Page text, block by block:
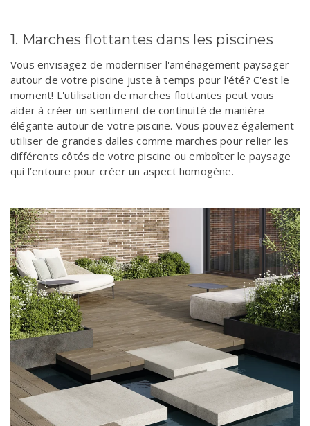
1. Marches flottantes dans les piscines
Vous envisagez de moderniser l'aménagement paysager
autour de votre piscine juste à temps pour l'été? C'est le
moment! L'utilisation de marches flottantes peut vous
aider à créer un sentiment de continuité de manière
élégante autour de votre piscine. Vous pouvez également
utiliser de grandes dalles comme marches pour relier les
différents côtés de votre piscine ou emboîter le paysage
qui l’entoure pour créer un aspect homogène.